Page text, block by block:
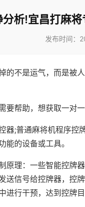
分析!宜昌打麻
发布时间：
的不是运气，而是被
要帮助，想获取一对
器;普通麻将机程序控
能的设备或工具。
原理：一些智能控牌
送信号给控牌器，控
进行干预，达到控牌目